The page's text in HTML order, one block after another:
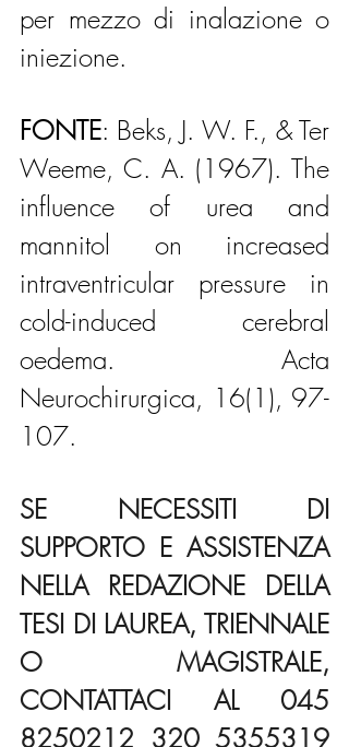
per mezzo di inalazione o
iniezione.
FONTE: Beks, J. W. F., & Ter
Weeme, C. A. (1967). The
influence of urea and
mannitol on increased
intraventricular pressure in
cold-induced cerebral
oedema. Acta
Neurochirurgica, 16(1), 97-
107.
SE NECESSITI DI
SUPPORTO E ASSISTENZA
NELLA REDAZIONE DELLA
TESI DI LAUREA, TRIENNALE
O MAGISTRALE,
CONTATTACI AL 045
8250212 320 5355319